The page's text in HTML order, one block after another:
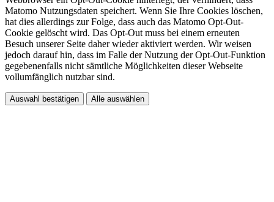
Matomo Nutzungsdaten speichert. Wenn Sie Ihre Cookies löschen,
hat dies allerdings zur Folge, dass auch das Matomo Opt-Out-
Cookie gelöscht wird. Das Opt-Out muss bei einem erneuten
Besuch unserer Seite daher wieder aktiviert werden. Wir weisen
jedoch darauf hin, dass im Falle der Nutzung der Opt-Out-Funktion
gegebenenfalls nicht sämtliche Möglichkeiten dieser Webseite
vollumfänglich nutzbar sind.
Auswahl bestätigen Alle auswählen